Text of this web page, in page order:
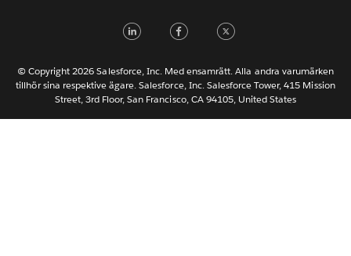
日本語
Nederlands
Português
LinkedInFacebook
© Copyright 2026 Salesforce, Inc. Med ensamrätt. Alla andra varumärken
tillhör sina respektive ägare. Salesforce, Inc. Salesforce Tower, 415 Mission
Street, 3rd Floor, San Francisco, CA 94105, United States